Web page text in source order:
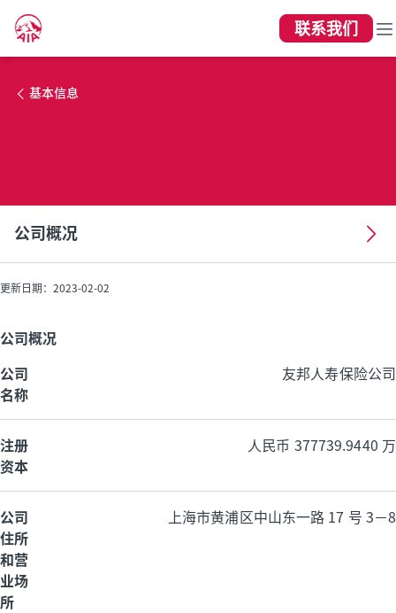
联系我们
公司概况
基本信息
公司概况
更新日期：2023-02-02
公司概况
公司
名称
友邦人寿保险公司
注册
资本
人民币 377739.9440 万
公司
住所
和营
业场
所
上海市黄浦区中山东一路 17 号 3－8